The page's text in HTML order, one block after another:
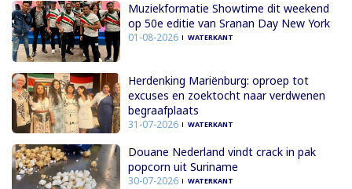
Muziekformatie Showtime dit weekend
op 50e editie van Sranan Day New York
01-08-2026 WATERKANT
Herdenking Mariënburg: oproep tot
excuses en zoektocht naar verdwenen
begraafplaats
31-07-2026 WATERKANT
Douane Nederland vindt crack in pak
popcorn uit Suriname
30-07-2026 WATERKANT